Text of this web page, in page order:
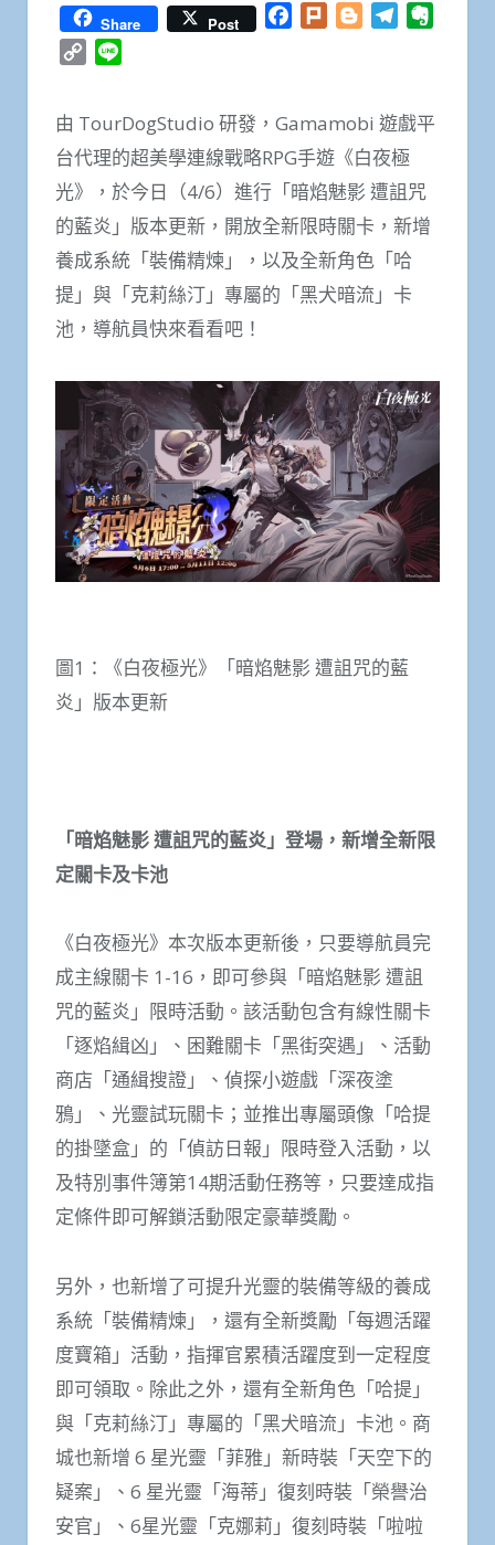
Share Post Facebook
Plurk BloggerTelegram
Copy
由 TourDogStudio 研發，Gamamobi 遊戲平
台代理的超美學連線戰略RPG手遊《白夜極
光》，於今日（4/6）進行「暗焰魅影 遭詛咒
的藍炎」版本更新，開放全新限時關卡，新增
養成系統「裝備精煉」，以及全新角色「哈
提」與「克莉絲汀」專屬的「黑犬暗流」卡
池，導航員快來看看吧！
圖1：《白夜極光》「暗焰魅影 遭詛咒的藍
炎」版本更新
「暗焰魅影 遭詛咒的藍炎」 登場，新增全新限
定關卡及卡池
《白夜極光》本次版本更新後，只要導航員完
成主線關卡 1-16，即可參與「暗焰魅影 遭詛
咒的藍炎」限時活動。該活動包含有線性關卡
「逐焰緝凶」、困難關卡「黑街突遇」、活動
商店「通緝搜證」、偵探小遊戲「深夜塗
鴉」、光靈試玩關卡；並推出專屬頭像「哈提
的掛墜盒」的「偵訪日報」限時登入活動，以
及特別事件簿第14期活動任務等，只要達成指
定條件即可解鎖活動限定豪華獎勵。
另外，也新增了可提升光靈的裝備等級的養成
系統「裝備精煉」，還有全新獎勵「每週活躍
度寶箱」活動，指揮官累積活躍度到一定程度
即可領取。除此之外，還有全新角色「哈提」
與「克莉絲汀」專屬的「黑犬暗流」卡池。商
城也新增 6 星光靈「菲雅」新時裝「天空下的
疑案」、6 星光靈「海蒂」復刻時裝「榮譽治
安官」、6星光靈「克娜莉」復刻時裝「啦啦